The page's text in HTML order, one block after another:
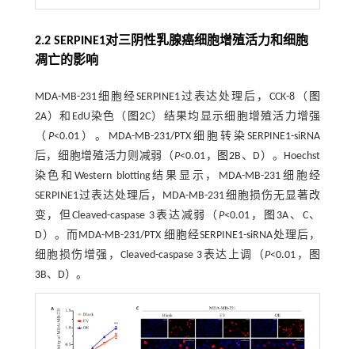
2.2 SERPINE1对三阴性乳腺癌细胞增殖活力和细胞
凋亡的影响
MDA-MB-231细胞经SERPINE1过表达处理后，CCK-8（ 图
2A）和EdU染色（ 图2C）结果均显示细胞增殖活力增强
（ P<0.01）。MDA-MB-231/PTX细胞转染SERPINE1-siRNA
后，细胞增殖活力则减弱（P<0.01， 图2B、D）。Hoechst
染色和Western blotting结果显示，MDA-MB-231细胞经
SERPINE1过表达处理后，MDA-MB-231细胞损伤无显著改
变，但Cleaved-caspase 3表达减弱（P<0.01， 图3A、C、
D）。而MDA-MB-231/PTX 细胞经SERPINE1-siRNA处理后，
细胞损伤增强，Cleaved-caspase 3表达上调（P<0.01，
图
3B、D）。